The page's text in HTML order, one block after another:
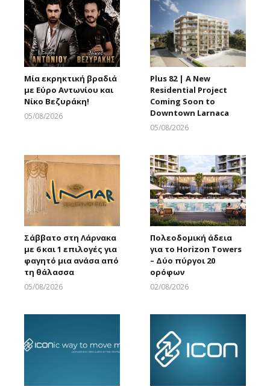
Μία εκρηκτική βραδιά
με Εύρο Αντωνίου και
Νίκο Βεζυράκη!
05/08/2026
Plus 82 | A New
Residential Project
Coming Soon to
Downtown Larnaca
05/08/2026
Σάββατο στη Λάρνακα
με 6 και 1 επιλογές για
φαγητό μια ανάσα από
τη θάλασσα
05/08/2026
Πολεοδομική άδεια
για το Horizon Towers
– Δύο πύργοι 20
ορόφων
02/08/2026